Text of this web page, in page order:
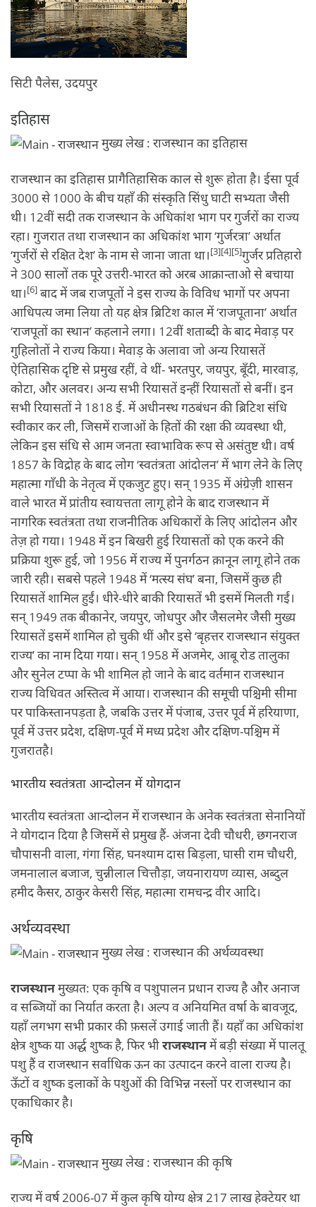
सिटी पैलेस, उदयपुर
इतिहास
मुख्य लेख : राजस्थान का इतिहास
राजस्थान का इतिहास प्रागैतिहासिक काल से शुरू होता है। ईसा पूर्व
3000 से 1000 के बीच यहाँ की संस्कृति सिंधु घाटी सभ्यता जैसी
थी। 12वीं सदी तक राजस्थान के अधिकांश भाग पर गुर्जरों का राज्य
रहा। गुजरात तथा राजस्थान का अधिकांश भाग ‘गुर्जरत्रा’ अर्थात
‘गुर्जरों से रक्षित देश’ के नाम से जाना जाता था।[3][4][5]गुर्जर प्रतिहारो
ने 300 सालों तक पूरे उत्तरी-भारत को अरब आक्रान्ताओ से बचाया
था।[6] बाद में जब राजपूतों ने इस राज्य के विविध भागों पर अपना
आधिपत्य जमा लिया तो यह क्षेत्र ब्रिटिश काल में ‘राजपूताना’ अर्थात
‘राजपूतों का स्थान’ कहलाने लगा। 12वीं शताब्दी के बाद मेवाड़ पर
गुहिलोतों ने राज्य किया। मेवाड़ के अलावा जो अन्य रियासतें
ऐतिहासिक दृष्टि से प्रमुख रहीं, वे थीं- भरतपुर, जयपुर, बूँदी, मारवाड़,
कोटा, और अलवर। अन्य सभी रियासतें इन्हीं रियासतों से बनीं। इन
सभी रियासतों ने 1818 ई. में अधीनस्थ गठबंधन की ब्रिटिश संधि
स्वीकार कर ली, जिसमें राजाओं के हितों की रक्षा की व्यवस्था थी,
लेकिन इस संधि से आम जनता स्वाभाविक रूप से असंतुष्ट थी। वर्ष
1857 के विद्रोह के बाद लोग ‘स्वतंत्रता आंदोलन’ में भाग लेने के लिए
महात्मा गाँधी के नेतृत्व में एकजुट हुए। सन् 1935 में अंग्रेज़ी शासन
वाले भारत में प्रांतीय स्वायत्तता लागू होने के बाद राजस्थान में
नागरिक स्वतंत्रता तथा राजनीतिक अधिकारों के लिए आंदोलन और
तेज़ हो गया। 1948 में इन बिखरी हुई रियासतों को एक करने की
प्रक्रिया शुरू हुई, जो 1956 में राज्य में पुनर्गठन क़ानून लागू होने तक
जारी रही। सबसे पहले 1948 में ‘मत्स्य संघ’ बना, जिसमें कुछ ही
रियासतें शामिल हुईं। धीरे-धीरे बाकी रियासतें भी इसमें मिलती गईं।
सन् 1949 तक बीकानेर, जयपुर, जोधपुर और जैसलमेर जैसी मुख्य
रियासतें इसमें शामिल हो चुकी थीं और इसे ‘बृहत्तर राजस्थान संयुक्त
राज्य’ का नाम दिया गया। सन् 1958 में अजमेर, आबू रोड तालुका
और सुनेल टप्पा के भी शामिल हो जाने के बाद वर्तमान राजस्थान
राज्य विधिवत अस्तित्व में आया। राजस्थान की समूची पश्चिमी सीमा
पर पाकिस्तानपड़ता है, जबकि उत्तर में पंजाब, उत्तर पूर्व में हरियाणा,
पूर्व में उत्तर प्रदेश, दक्षिण-पूर्व में मध्य प्रदेश और दक्षिण-पश्चिम में
गुजरातहै।
भारतीय स्वतंत्रता आन्दोलन में योगदान
भारतीय स्वतंत्रता आन्दोलन में राजस्थान के अनेक स्वतंत्रता सेनानियों
ने योगदान दिया है जिसमें से प्रमुख हैं- अंजना देवी चौधरी, छगनराज
चौपासनी वाला, गंगा सिंह, घनश्याम दास बिड़ला, घासी राम चौधरी,
जमनालाल बजाज, चुन्नीलाल चित्तौड़ा, जयनारायण व्यास, अब्दुल
हमीद कैसर, ठाकुर केसरी सिंह, महात्मा रामचन्द्र वीर आदि।
अर्थव्यवस्था
मुख्य लेख : राजस्थान की अर्थव्यवस्था
राजस्थानमुख्यत: एक कृषि व पशुपालन प्रधान राज्य है और अनाज
व सब्जियों का निर्यात करता है। अल्प व अनियमित वर्षा के बावजूद,
यहाँ लगभग सभी प्रकार की फ़सलें उगाई जाती हैं। यहाँ का अधिकांश
क्षेत्र शुष्क या अर्द्ध शुष्क है, फिर भीराजस्थानमें बड़ी संख्या में पालतू
पशु हैं व राजस्थान सर्वाधिक ऊन का उत्पादन करने वाला राज्य है।
ऊँटों व शुष्क इलाकों के पशुओं की विभिन्न नस्लों पर राजस्थान का
एकाधिकार है।
कृषि
मुख्य लेख : राजस्थान की कृषि
राज्य में वर्ष 2006-07 में कुल कृषि योग्य क्षेत्र 217 लाख हेक्टेयर था